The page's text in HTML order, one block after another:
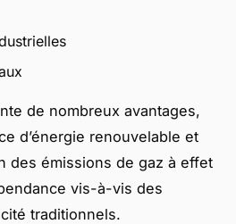
de nombreux avantages,
d’énergie renouvelable et
des émissions de gaz à effet
vis-à-vis des
traditionnels.